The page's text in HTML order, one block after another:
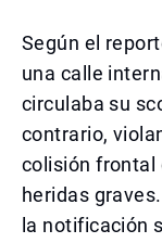
Según el
una calle
circulaba su
contrario,
colisión frontal
heridas
la notificación